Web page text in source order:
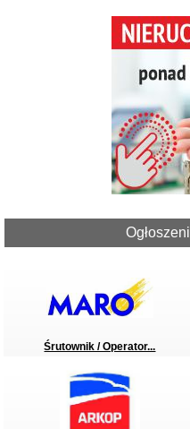
Śrutownik / Operator...